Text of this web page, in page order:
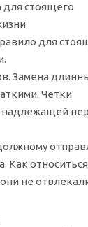
стоящего
для
Замена
Четки
надлежащей
Как
не